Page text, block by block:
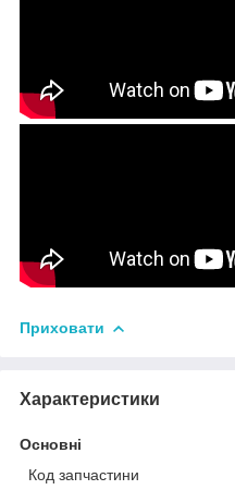
Приховати
Характеристики
Основні
Код запчастини